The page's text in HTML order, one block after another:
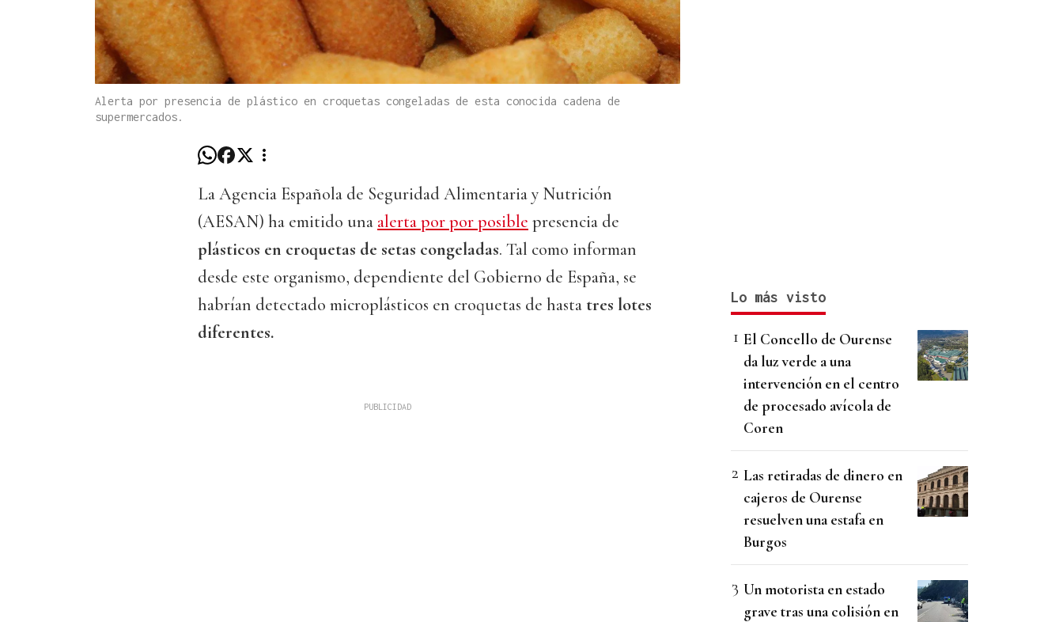
Alerta por presencia de plástico en croquetas congeladas de esta conocida cadena de
supermercados.
La Agencia Española de Seguridad Alimentaria y Nutrición
(AESAN) ha emitido una alerta por por posible presencia de
plásticos en croquetas de setas congeladas. Tal como informan
desde este organismo, dependiente del Gobierno de España, se
habrían detectado microplásticos en croquetas de hasta tres lotes
diferentes.
Lo más visto
El Concello de Ourense
da luz verde a una
intervención en el centro
de procesado avícola de
Coren
Las retiradas de dinero en
cajeros de Ourense
resuelven una estafa en
Burgos
Un motorista en estado
grave tras una colisión en